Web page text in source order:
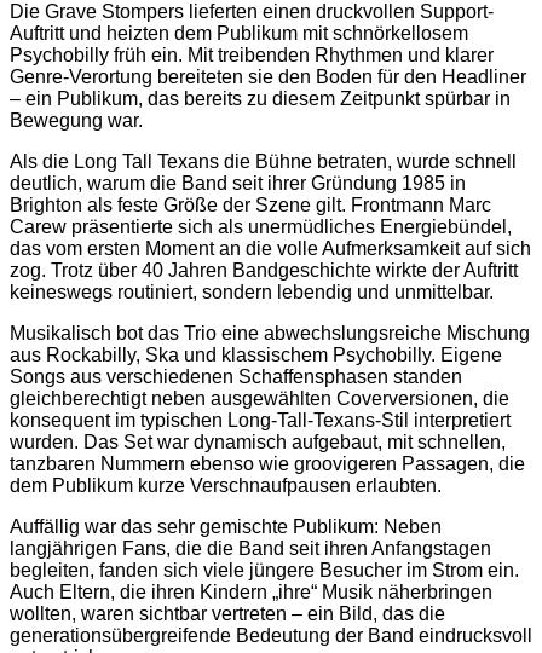
Die Grave Stompers lieferten einen druckvollen Support-
Auftritt und heizten dem Publikum mit schnörkellosem
Psychobilly früh ein. Mit treibenden Rhythmen und klarer
Genre-Verortung bereiteten sie den Boden für den Headliner
– ein Publikum, das bereits zu diesem Zeitpunkt spürbar in
Bewegung war.
Als die Long Tall Texans die Bühne betraten, wurde schnell
deutlich, warum die Band seit ihrer Gründung 1985 in
Brighton als feste Größe der Szene gilt. Frontmann Marc
Carew präsentierte sich als unermüdliches Energiebündel,
das vom ersten Moment an die volle Aufmerksamkeit auf sich
zog. Trotz über 40 Jahren Bandgeschichte wirkte der Auftritt
keineswegs routiniert, sondern lebendig und unmittelbar.
Musikalisch bot das Trio eine abwechslungsreiche Mischung
aus Rockabilly, Ska und klassischem Psychobilly. Eigene
Songs aus verschiedenen Schaffensphasen standen
gleichberechtigt neben ausgewählten Coverversionen, die
konsequent im typischen Long-Tall-Texans-Stil interpretiert
wurden. Das Set war dynamisch aufgebaut, mit schnellen,
tanzbaren Nummern ebenso wie groovigeren Passagen, die
dem Publikum kurze Verschnaufpausen erlaubten.
Auffällig war das sehr gemischte Publikum: Neben
langjährigen Fans, die die Band seit ihren Anfangstagen
begleiten, fanden sich viele jüngere Besucher im Strom ein.
Auch Eltern, die ihren Kindern „ihre“ Musik näherbringen
wollten, waren sichtbar vertreten – ein Bild, das die
generationsübergreifende Bedeutung der Band eindrucksvoll